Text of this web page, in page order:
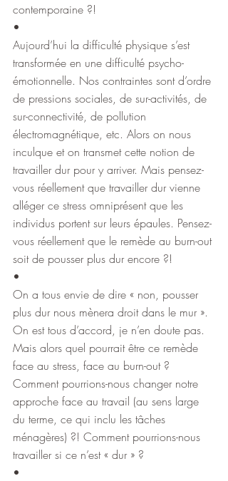
contemporaine ?!
•
Aujourd’hui la difficulté physique s’est
transformée en une difficulté psycho-
émotionnelle. Nos contraintes sont d’ordre
de pressions sociales, de sur-activités, de
sur-connectivité, de pollution
électromagnétique, etc. Alors on nous
inculque et on transmet cette notion de
travailler dur pour y arriver. Mais pensez-
vous réellement que travailler dur vienne
alléger ce stress omniprésent que les
individus portent sur leurs épaules. Pensez-
vous réellement que le remède au burn-out
soit de pousser plus dur encore ?!
•
On a tous envie de dire « non, pousser
plus dur nous mènera droit dans le mur ».
On est tous d’accord, je n’en doute pas.
Mais alors quel pourrait être ce remède
face au stress, face au burn-out ?
Comment pourrions-nous changer notre
approche face au travail (au sens large
du terme, ce qui inclu les tâches
ménagères) ?! Comment pourrions-nous
travailler si ce n’est « dur » ?
•